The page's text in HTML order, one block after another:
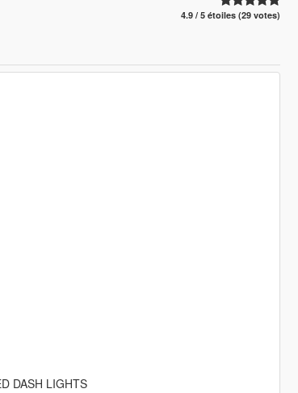
4.9 / 5 étoiles (29 votes)
DASH LIGHTS